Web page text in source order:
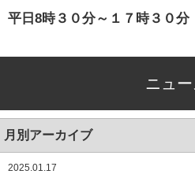
平日8時３０分～１７時３０分
Greeting
ニュー
月別アーカイブ
2025.01.17